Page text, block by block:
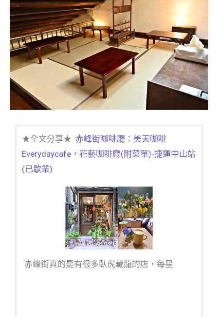
★全文分享★ 赤峰街咖啡廳：美天咖啡
Everydaycafe，花藝咖啡廳(附菜單)-捷運中山站
(已歇業)
赤峰街真的是有很多臥虎藏龍的店，每星